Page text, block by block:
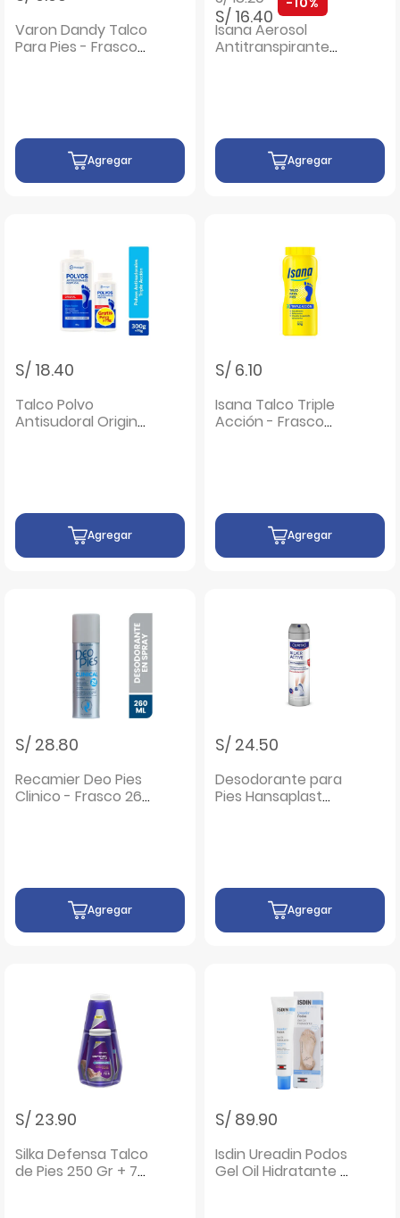
Varon Dandy Talco
Para Pies - Frasco
Agregar
S/ 16.40
Isana Aerosol
Antitranspirante
Agregar
S/ 18.40
Talco Polvo
Antisudoral Original
Agregar
S/ 6.10
Isana Talco Triple
Acción - Frasco
Agregar
S/ 28.80
Recamier Deo Pies
Clinico - Frasco 260
Agregar
S/ 24.50
Desodorante para
Pies Hansaplast
Agregar
S/ 23.90
Silka Defensa Talco
de Pies 250 Gr + 75
S/ 89.90
Isdin Ureadin Podos
Gel Oil Hidratante -